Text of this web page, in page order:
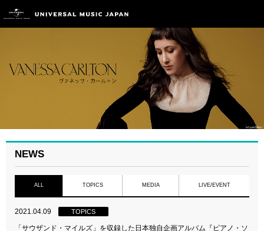
NEWS
ALL TOPICS MEDIA LIVE/EVENT
2021.04.09 TOPICS
「サウザンド・マイルズ」を収録した日本独自企画アルバム『ピアノ・ソ